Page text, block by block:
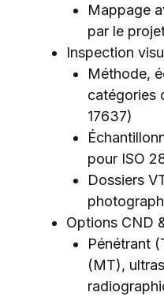
Mappage
par le
Inspection
Méthode,
catégories
17637)
pour ISO
Dossiers
Options CND
Pénétrant
(MT),